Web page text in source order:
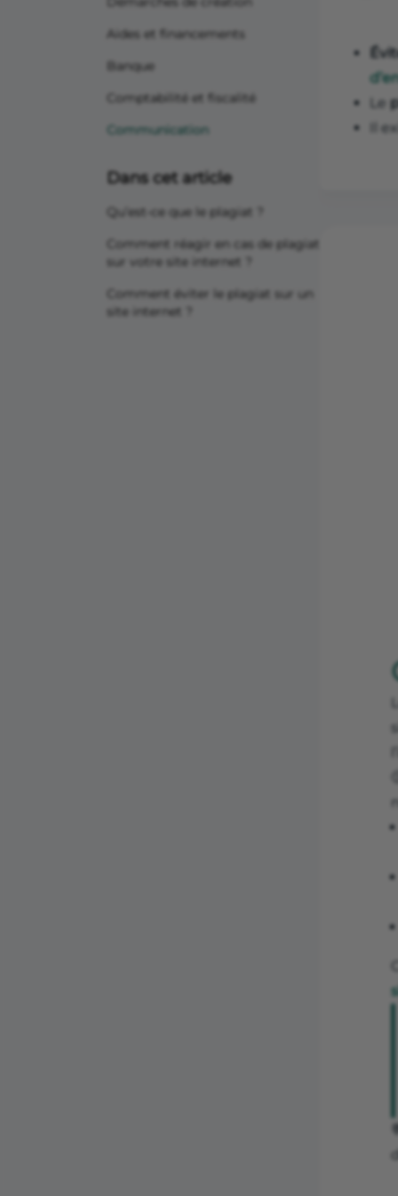
Aides et financements
Banque
Comptabilité et fiscalité
Communication
Dans cet article
Qu’est-ce que le plagiat ?
Comment réagir en cas de plagiat
sur votre site internet ?
Comment éviter le plagiat sur un
site internet ?
Le
Il